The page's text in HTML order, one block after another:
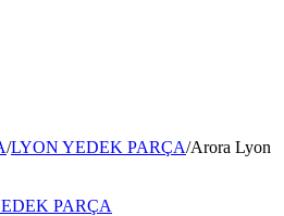
/LYON YEDEK PARÇA/Arora Lyon
PARÇA